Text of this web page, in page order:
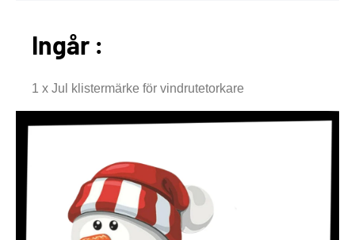
Ingår :
1 x Jul klistermärke för vindrutetorkare